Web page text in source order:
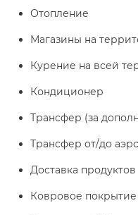
Отопление
Магазины на
Курение на всей
Кондиционер
Трансфер (за
Трансфер от/до
Доставка продуктов
Ковровое покрытие